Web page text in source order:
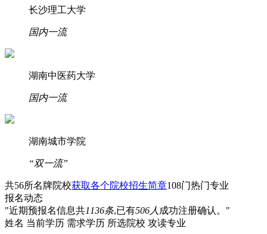
长沙理工大学
国内一流
湖南中医药大学
国内一流
湖南城市学院
“双一流”
共56所名牌院校获取各个院校招生简章108门热门专业
报名动态
"近期预报名信息共1136条,已有506人 成功注册确认。"
姓名 当前学历 需求学历 所选院校 攻读专业